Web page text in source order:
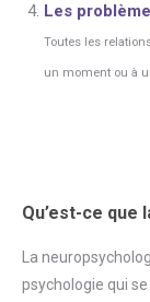
Les
Toutes les
un moment ou à
Qu’est-ce que
La
psychologie qui